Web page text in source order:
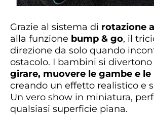
Grazie al sistema di rotazione
alla funzione bump & go, il
direzione da solo quando
ostacolo. I bambini si
girare, muovere le gambe e
creando un effetto realistico e
Un vero show in miniatura,
qualsiasi superficie piana.